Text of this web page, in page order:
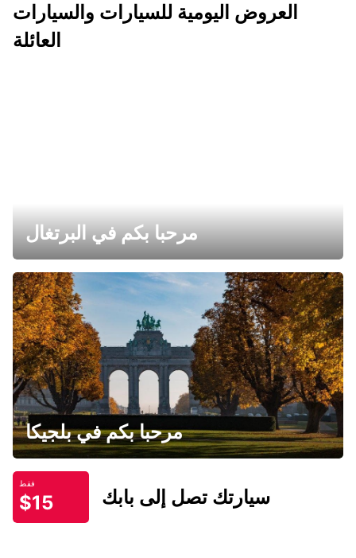
العروض اليومية للسيارات والسيارات
العائلة
مرحبا بكم في البرتغال
مرحبا بكم في بلجيكا
فقط
$15 سيارتك تصل إلى بابك